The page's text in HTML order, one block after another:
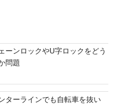
ーンロックやU字ロックをどう
問題
ターラインでも自転車を抜い